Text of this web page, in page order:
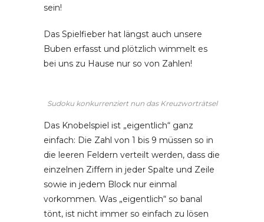
sein!
Das Spielfieber hat längst auch unsere
Buben erfasst und plötzlich wimmelt es
bei uns zu Hause nur so von Zahlen!
Sudoku konkurrenziert nun das Kreuzworträtsel
Das Knobelspiel ist „eigentlich“ ganz
einfach: Die Zahl von 1 bis 9 müssen so in
die leeren Feldern verteilt werden, dass die
einzelnen Ziffern in jeder Spalte und Zeile
sowie in jedem Block nur einmal
vorkommen. Was „eigentlich“ so banal
tönt, ist nicht immer so einfach zu lösen